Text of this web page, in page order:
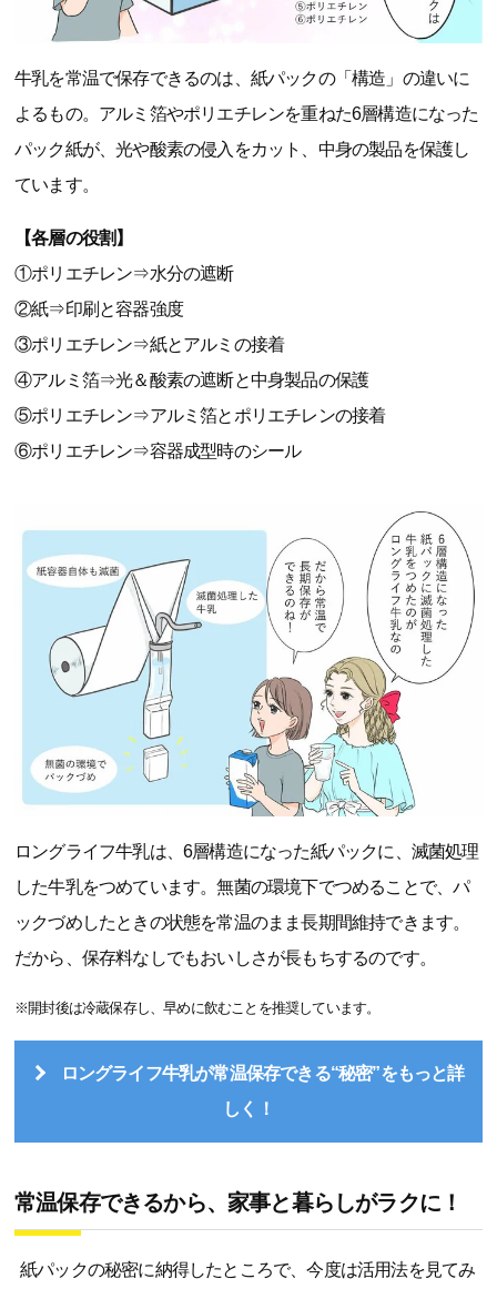
牛乳を常温で保存できるのは、紙パックの「構造」の違いに
よるもの。アルミ箔やポリエチレンを重ねた6層構造になった
パック紙が、光や酸素の侵入をカット、中身の製品を保護し
ています。
【各層の役割】
①ポリエチレン⇒水分の遮断
②紙⇒印刷と容器強度
③ポリエチレン⇒紙とアルミの接着
④アルミ箔⇒光＆酸素の遮断と中身製品の保護
⑤ポリエチレン⇒アルミ箔とポリエチレンの接着
⑥ポリエチレン⇒容器成型時のシール
ロングライフ牛乳は、6層構造になった紙パックに、滅菌処理
した牛乳をつめています。無菌の環境下でつめることで、パ
ックづめしたときの状態を常温のまま長期間維持できます。
だから、保存料なしでもおいしさが長もちするのです。
※開封後は冷蔵保存し、早めに飲むことを推奨しています。
ロングライフ牛乳が常温保存できる“秘密”をもっと詳
しく！
常温保存できるから、家事と暮らしがラクに！
紙パックの秘密に納得したところで、今度は活用法を見てみ